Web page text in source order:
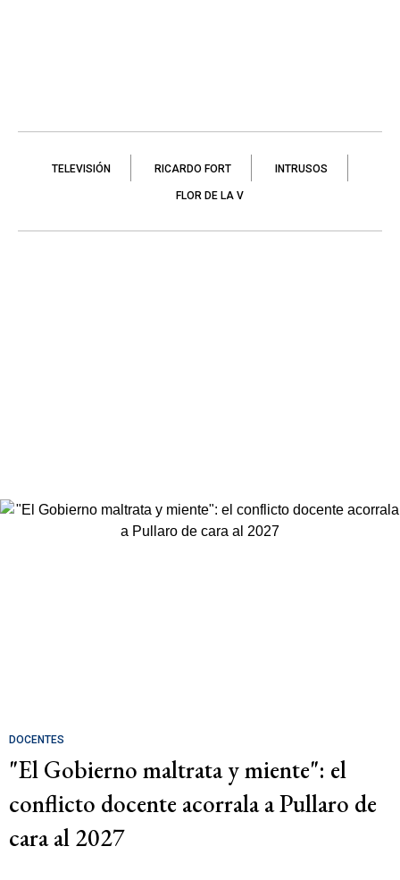
TELEVISIÓN RICARDO FORT INTRUSOS
FLOR DE LA V
DOCENTES
"El Gobierno maltrata y miente": el
conflicto docente acorrala a Pullaro de
cara al 2027